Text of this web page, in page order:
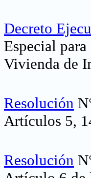
Decreto
Especial
Vivienda de
Resolución
Artículos 5,
Resolución